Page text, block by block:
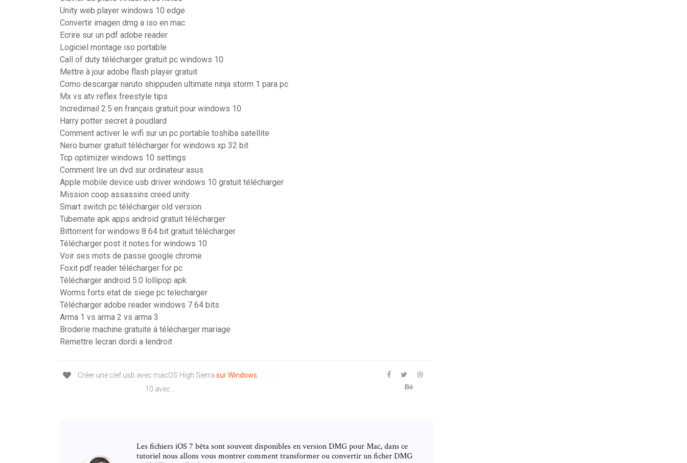
Unity web player windows 10 edge
Convertir imagen dmg a iso en mac
Ecrire sur un pdf adobe reader
Logiciel montage iso portable
Call of duty télécharger gratuit pc windows 10
Mettre à jour adobe flash player gratuit
Como descargar naruto shippuden ultimate ninja storm 1 para pc
Mx vs atv reflex freestyle tips
Incredimail 2.5 en français gratuit pour windows 10
Harry potter secret à poudlard
Comment activer le wifi sur un pc portable toshiba satellite
Nero burner gratuit télécharger for windows xp 32 bit
Tcp optimizer windows 10 settings
Comment lire un dvd sur ordinateur asus
Apple mobile device usb driver windows 10 gratuit télécharger
Mission coop assassins creed unity
Smart switch pc télécharger old version
Tubemate apk apps android gratuit télécharger
Bittorrent for windows 8 64 bit gratuit télécharger
Télécharger post it notes for windows 10
Voir ses mots de passe google chrome
Foxit pdf reader télécharger for pc
Télécharger android 5.0 lollipop apk
Worms forts etat de siege pc telecharger
Télécharger adobe reader windows 7 64 bits
Arma 1 vs arma 2 vs arma 3
Broderie machine gratuite à télécharger mariage
Remettre lecran dordi a lendroit
Créer une clef usb avec macOS High SierrasurWindows
10 avec...
Les fichiers iOS 7 bêta sont souvent disponibles en version DMG pour Mac, dans ce
tutoriel nous allons vous montrer comment transformer ou convertir un ficher DMG